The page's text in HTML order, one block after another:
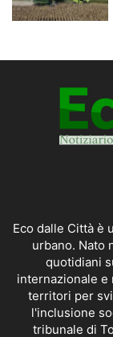
Eco dalle Città è
urbano. Nato
quotidiani
internazionale e
territori per
l'inclusione
tribunale di